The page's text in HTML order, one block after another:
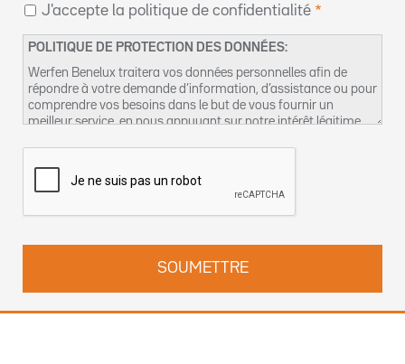
J'accepte la politique de confidentialité
POLITIQUE DE PROTECTION DES DONNÉES:
Werfen Benelux traitera vos données personnelles afin de
répondre à votre demande d’information, d’assistance ou pour
comprendre vos besoins dans le but de vous fournir un
meilleur service, en nous appuyant sur notre intérêt légitime
des données et comment exercer vos droits dans notre
Politique de confidentialité. Vous pouvez également nous